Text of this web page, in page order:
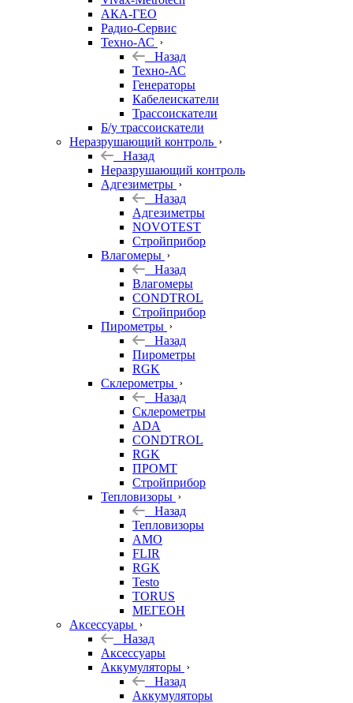
АКА-ГЕО
Радио-Сервис
Техно-АС
Назад
Техно-АС
Генераторы
Кабелеискатели
Трассоискатели
Б/у трассоискатели
Неразрушающий контроль
Назад
Неразрушающий контроль
Адгезиметры
Назад
Адгезиметры
NOVOTEST
Стройприбор
Влагомеры
Назад
Влагомеры
CONDTROL
Стройприбор
Пирометры
Назад
Пирометры
RGK
Склерометры
Назад
Склерометры
ADA
CONDTROL
RGK
ПРОМТ
Стройприбор
Тепловизоры
Назад
Тепловизоры
AMO
FLIR
RGK
Testo
TORUS
МЕГЕОН
Аксессуары
Назад
Аксессуары
Аккумуляторы
Назад
Аккумуляторы